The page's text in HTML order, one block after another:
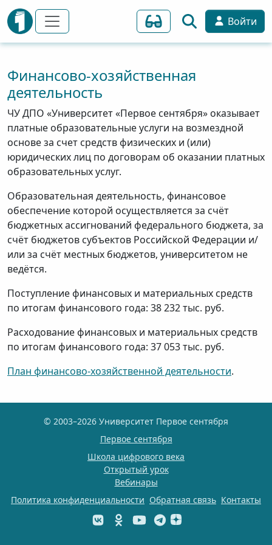
Войти
Финансово-хозяйственная
деятельность
ЧУ ДПО «Университет «Первое сентября» оказывает
платные образовательные услуги на возмездной
основе за счет средств физических и (или)
юридических лиц по договорам об оказании платных
образовательных услуг.
Образовательная деятельность, финансовое
обеспечение которой осуществляется за счёт
бюджетных ассигнований федерального бюджета, за
счёт бюджетов субъектов Российской Федерации и/
или за счёт местных бюджетов, университетом не
ведётся.
Поступление финансовых и материальных средств
по итогам финансового года: 38 232 тыс. руб.
Расходование финансовых и материальных средств
по итогам финансового года: 37 053 тыс. руб.
План финансово-хозяйственной деятельности.
© 2003–2026 Университет Первое сентября
Первое сентября
Школа цифрового века
Открытый урок
Вебинары
Политика конфиденциальности Обратная связь Контакты